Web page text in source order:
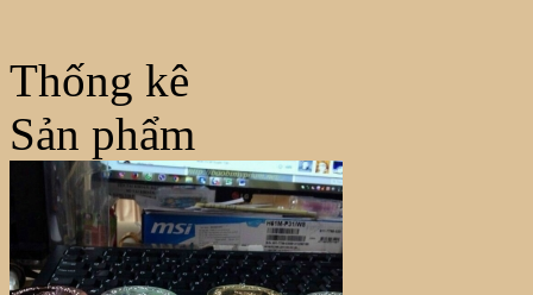
Thống kê
Sản phẩm